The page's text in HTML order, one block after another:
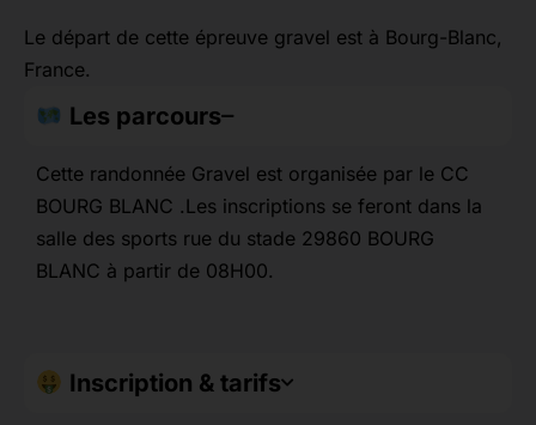
Le départ de cette épreuve gravel est à Bourg-Blanc,
France.
Les parcours
Cette randonnée Gravel est organisée par le CC
BOURG BLANC .Les inscriptions se feront dans la
salle des sports rue du stade 29860 BOURG
BLANC à partir de 08H00.
Inscription & tarifs